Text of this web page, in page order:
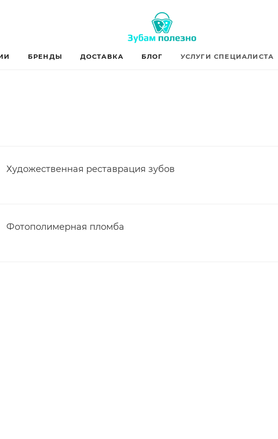
БРЕНДЫ ДОСТАВКА БЛОГ УСЛУГИ СПЕЦИАЛИСТА
Художественная реставрация зубов
Фотополимерная пломба